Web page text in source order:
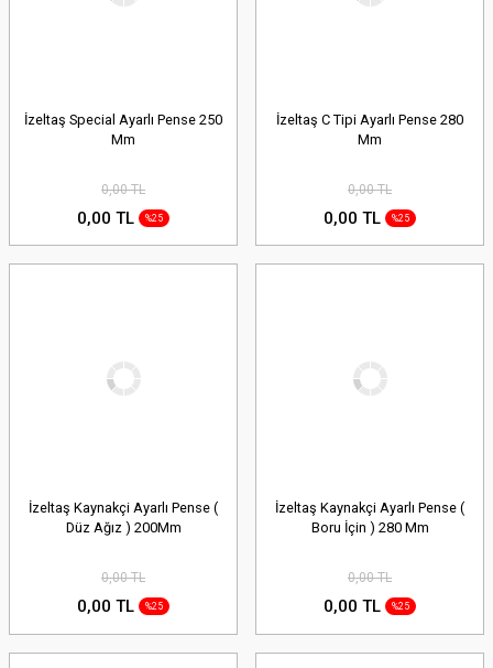
İzeltaş Special Ayarlı Pense 250
Mm
0,00 TL
0,00 TL %25
İzeltaş C Tipi Ayarlı Pense 280
Mm
0,00 TL
0,00 TL %25
İzeltaş Kaynakçi Ayarlı Pense (
Düz Ağız ) 200Mm
0,00 TL
0,00 TL %25
İzeltaş Kaynakçi Ayarlı Pense (
Boru İçin ) 280 Mm
0,00 TL
0,00 TL %25